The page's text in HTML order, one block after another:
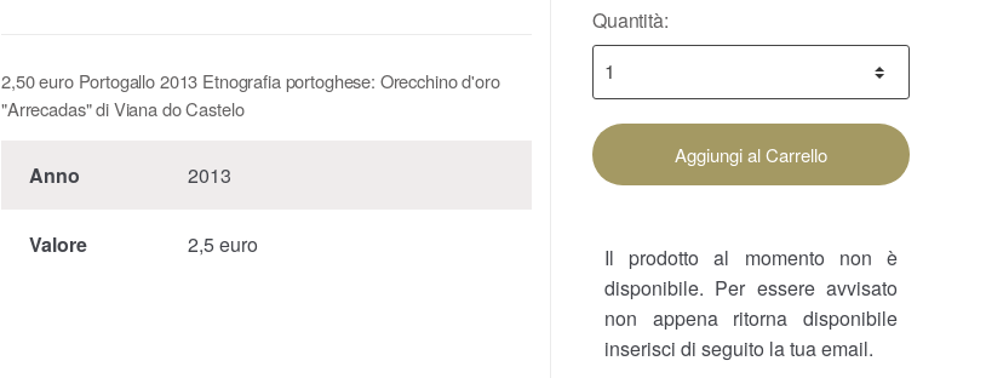
2,50 euro Portogallo 2013 Etnografia portoghese: Orecchino d'oro
"Arrecadas" di Viana do Castelo
Anno 2013
Valore 2,5 euro
Quantità:
Aggiungi al Carrello
Il prodotto al momento non è
disponibile. Per essere avvisato
non appena ritorna disponibile
inserisci di seguito la tua email.